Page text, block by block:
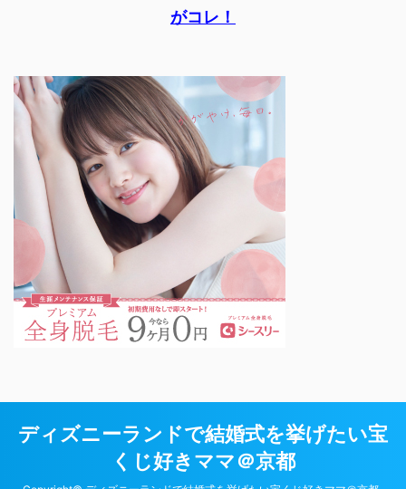
がコレ！
ディズニーランドで結婚式を挙げたい宝
くじ好きママ＠京都